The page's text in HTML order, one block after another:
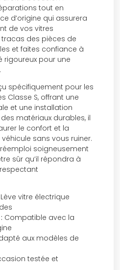
tout en
d’origine qui assurera
de vos vitres
tracas des pièces de
et faites confiance à
rigoureux pour une
spécifiquement pour les
Classe S, offrant une
et une installation
matériaux durables, il
le confort et la
sans vous ruiner.
soigneusement
sûr qu’il répondra à
Lève vitre électrique
Compatible avec la
aux modèles de
testée et